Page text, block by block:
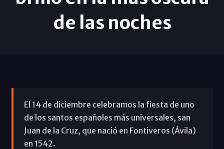
de las noches
El 14 de diciembre celebramos la fiesta de uno
de los santos españoles más universales, san
Juan de la Cruz, que nació en Fontiveros (Ávila)
en 1542.